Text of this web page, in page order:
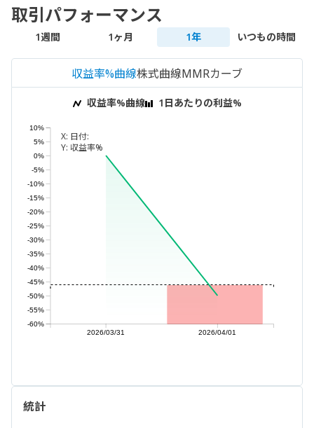
取引パフォーマンス
1週間 1ヶ月 1年 いつもの時間
収益率%曲線株式曲線MMRカーブ
収益率%曲線 1日あたりの利益%
X: 日付:
Y: 収益率%
-60%
-55%
-50%
-45%
-40%
-35%
-30%
-25%
-20%
-15%
-10%
-5%
0%
5%
10%
2026/03/31 2026/04/01
統計